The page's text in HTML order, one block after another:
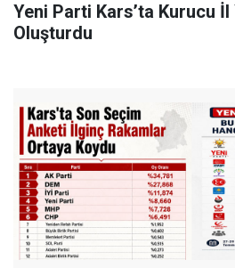
Yeni Parti Kars’ta Kurucu
Oluşturdu